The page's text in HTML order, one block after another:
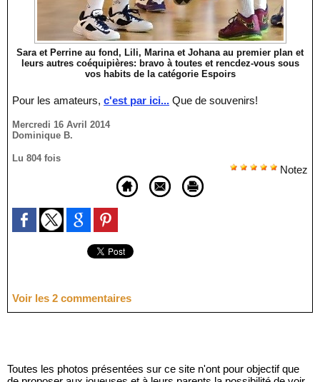
Sara et Perrine au fond, Lili, Marina et Johana au premier plan et
leurs autres coéquipières: bravo à toutes et rencdez-vous sous
vos habits de la catégorie Espoirs
Pour les amateurs, c'est par ici... Que de souvenirs!
Mercredi 16 Avril 2014
Dominique B.
Lu 804 fois
Notez
Voir les 2 commentaires
Toutes les photos présentées sur ce site n'ont pour objectif que